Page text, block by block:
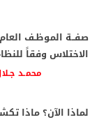
صفــة الموظـف
الاختلاس وفقاً
محمـد
لماذا الآن؟ ماذا